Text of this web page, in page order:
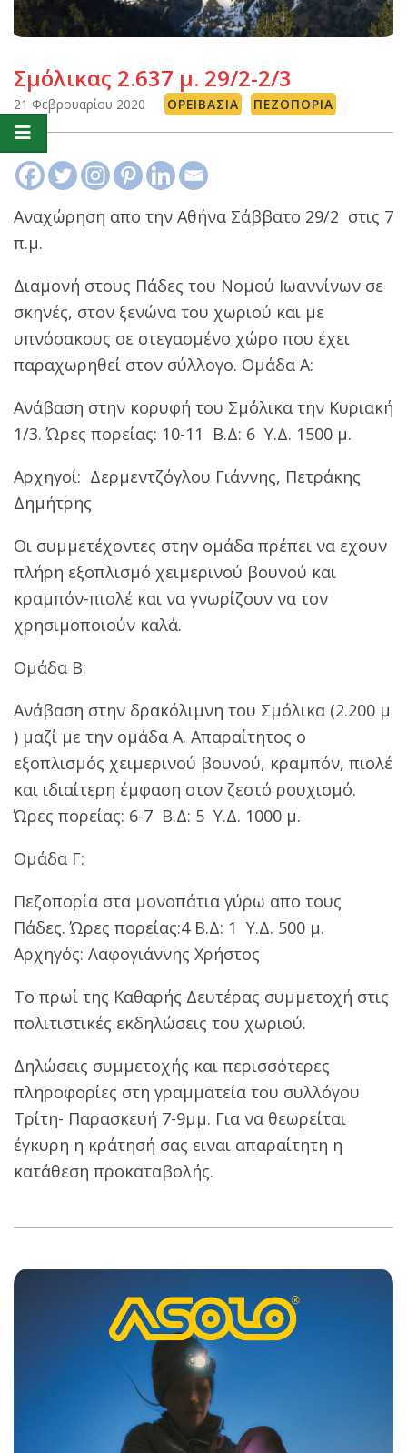
Σμόλικας 2.637 μ. 29/2-2/3
21 Φεβρουαρίου 2020 ΟΡΕΙΒΑΣΊΑ ΠΕΖΟΠΟΡΊΑ
Αναχώρηση απο την Αθήνα Σάββατο 29/2 στις 7
π.μ.
Διαμονή στους Πάδες του Νομού Ιωαννίνων σε
σκηνές, στον ξενώνα του χωριού και με
υπνόσακους σε στεγασμένο χώρο που έχει
παραχωρηθεί στον σύλλογο. Ομάδα Α:
Ανάβαση στην κορυφή του Σμόλικα την Κυριακή
1/3. Ώρες πορείας: 10-11 Β.Δ: 6 Y.Δ. 1500 μ.
Αρχηγοί: Δερμεντζόγλου Γιάννης, Πετράκης
Δημήτρης
Οι συμμετέχοντες στην ομάδα πρέπει να εχουν
πλήρη εξοπλισμό χειμερινού βουνού και
κραμπόν-πιολέ και να γνωρίζουν να τον
χρησιμοποιούν καλά.
Ομάδα Β:
Ανάβαση στην δρακόλιμνη του Σμόλικα (2.200 μ
) μαζί με την ομάδα Α. Απαραίτητος ο
εξοπλισμός χειμερινού βουνού, κραμπόν, πιολέ
και ιδιαίτερη έμφαση στον ζεστό ρουχισμό.
Ώρες πορείας: 6-7 Β.Δ: 5 Y.Δ. 1000 μ.
Ομάδα Γ:
Πεζοπορία στα μονοπάτια γύρω απο τους
Πάδες. Ώρες πορείας:4 Β.Δ: 1 Y.Δ. 500 μ.
Αρχηγός: Λαφογιάννης Χρήστος
Το πρωί της Καθαρής Δευτέρας συμμετοχή στις
πολιτιστικές εκδηλώσεις του χωριού.
Δηλώσεις συμμετοχής και περισσότερες
πληροφορίες στη γραμματεία του συλλόγου
Τρίτη- Παρασκευή 7-9μμ. Για να θεωρείται
έγκυρη η κράτησή σας ειναι απαραίτητη η
κατάθεση προκαταβολής.
02-